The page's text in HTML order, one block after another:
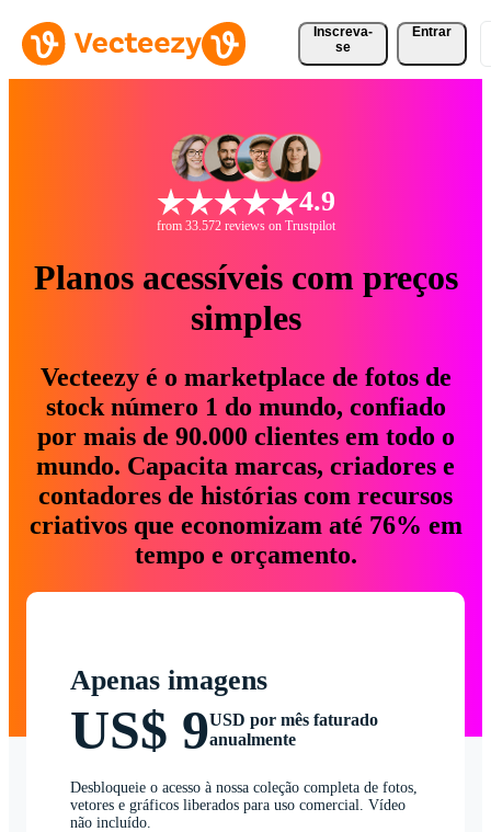
Inscreva-
se
Entrar
4.9
from 33.572 reviews on Trustpilot
Planos acessíveis com preços
simples
Vecteezy é o marketplace de fotos de
stock número 1 do mundo, confiado
por mais de 90.000 clientes em todo o
mundo. Capacita marcas, criadores e
contadores de histórias com recursos
criativos que economizam até 76% em
tempo e orçamento.
Apenas imagens
US$ 9USD por mês faturado
anualmente
Desbloqueie o acesso à nossa coleção completa de fotos,
vetores e gráficos liberados para uso comercial. Vídeo
não incluído.